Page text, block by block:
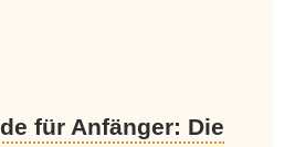
für Anfänger: Die